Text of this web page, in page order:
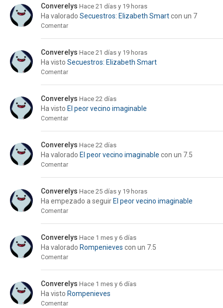
Converelys Hace 21 días y 19 horas
Ha valorado Secuestros: Elizabeth Smartcon un 7
Comentar
Converelys Hace 21 días y 19 horas
Ha visto Secuestros: Elizabeth Smart
Comentar
Converelys Hace 22 días
Ha visto El peor vecino imaginable
Comentar
Converelys Hace 22 días
Ha valorado El peor vecino imaginable con un 7.5
Comentar
Converelys Hace 25 días y 19 horas
Ha empezado a seguir El peor vecino imaginable
Comentar
Converelys Hace 1 mes y 6 días
Ha valorado Rompenieves con un 7.5
Comentar
Converelys Hace 1 mes y 6 días
Ha visto Rompenieves
Comentar